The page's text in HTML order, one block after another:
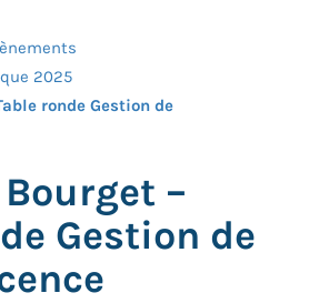
2025
ronde Gestion de
–
Gestion de